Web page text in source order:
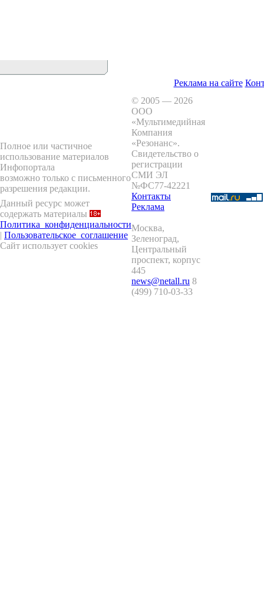
Реклама на сайте
Полное или частичное
использование материалов
Инфопортала
возможно только с письменного
разрешения редакции.
Данный ресурс может
содержать материалы
Политика_конфиденциальности
| Пользовательское_соглашение
Сайт использует cookies
© 2005 — 2026
ООО
«Мультимедийная
Компания
«Резонанс».
Свидетельство о
регистрации
СМИ ЭЛ
№ФС77-42221
Контакты
Реклама
Москва,
Зеленоград,
Центральный
проспект, корпус
445
news@netall.ru 8
(499) 710-03-33